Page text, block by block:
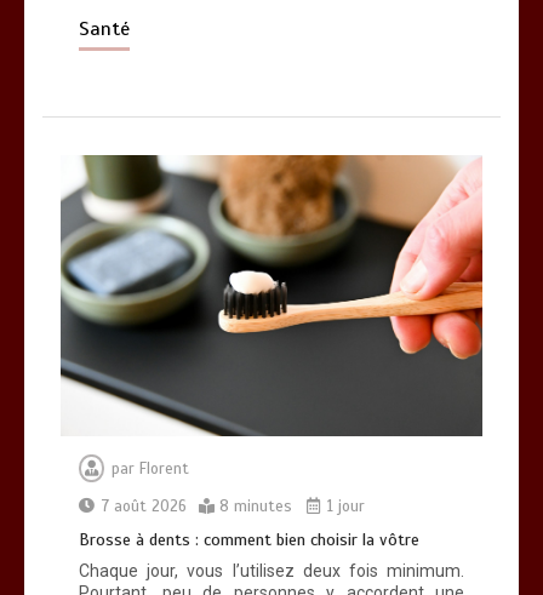
Santé
par Florent
7 août 2026
8 minutes 1 jour
Brosse à dents : comment bien choisir la vôtre
Chaque jour, vous l’utilisez deux fois minimum.